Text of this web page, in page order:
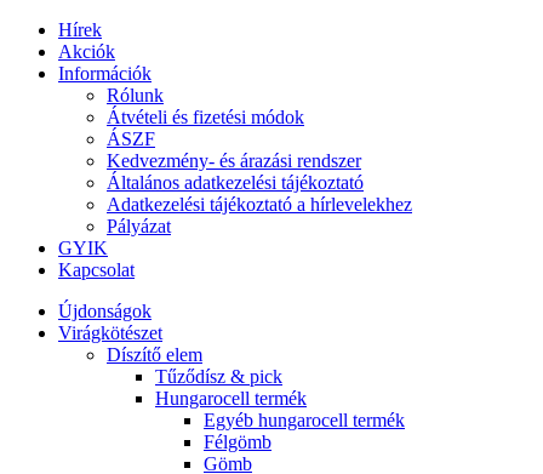
Hírek
Akciók
Információk
Rólunk
Átvételi és fizetési módok
ÁSZF
Kedvezmény- és árazási rendszer
Általános adatkezelési tájékoztató
Adatkezelési tájékoztató a hírlevelekhez
Pályázat
GYIK
Kapcsolat
Újdonságok
Virágkötészet
Díszítő elem
Tűződísz & pick
Hungarocell termék
Egyéb hungarocell termék
Félgömb
Gömb